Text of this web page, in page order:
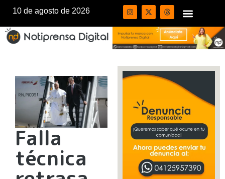
10 de agosto de 2026
Falla
técnica